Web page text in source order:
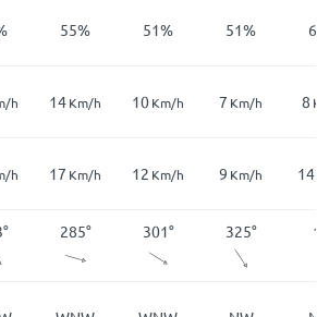
55% 51% 51%
h 14Km/h 10Km/h 7 Km/h 8
h 17 Km/h 12 Km/h 9 Km/h 14
° 285° 301° 325°